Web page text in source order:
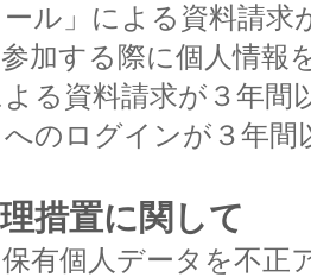
ール」による資料請
加する際に個人情
よる資料請求が３年間
のログインが３年間
措置に関して
有個人データを不正